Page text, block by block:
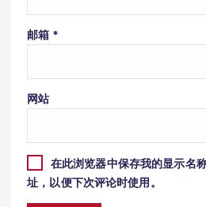
邮箱 *
网站
在此浏览器中保存我的显示名
址，以便下次评论时使用。